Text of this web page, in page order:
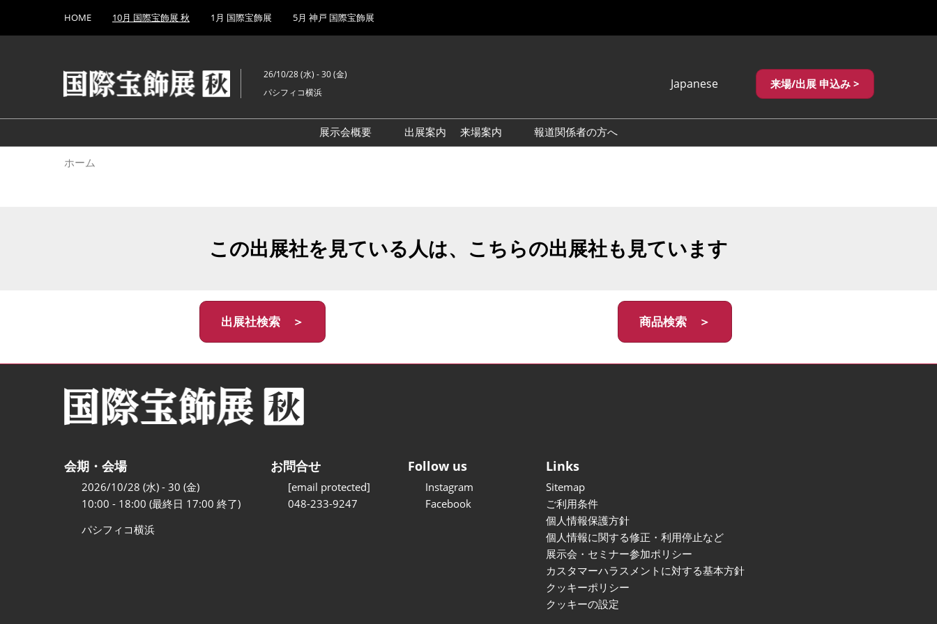
キ
し
て
to
HOME 10月 国際宝飾展 秋 1月 国際宝飾展 5月 神戸 国際宝飾展
26/10/28 (水) - 30 (金)
パシフィコ横浜
Japanese
繁體中文
来場/出展 申込み >
展示会概要
出展案内
来場案内
報道関係者の方へ
ホーム
この出展社を見ている人は、こちらの出展社も見ています
出展社検索 ＞ 商品検索 ＞
会期・会場
2026/10/28 (水) - 30 (金)
10:00 - 18:00 (最終日 17:00 終了)
パシフィコ横浜
お問合せ
[email protected]
048-233-9247
Follow us
Instagram
Facebook
Links
Sitemap
ご利用条件
個人情報保護方針
個人情報に関する修正・利用停止など
展示会・セミナー参加ポリシー
カスタマーハラスメントに対する基本方針
クッキーポリシー
クッキーの設定